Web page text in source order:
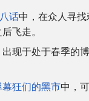
话中，在众人寻
飞走。
出现于处于春季的
幕狂们的黑市中，